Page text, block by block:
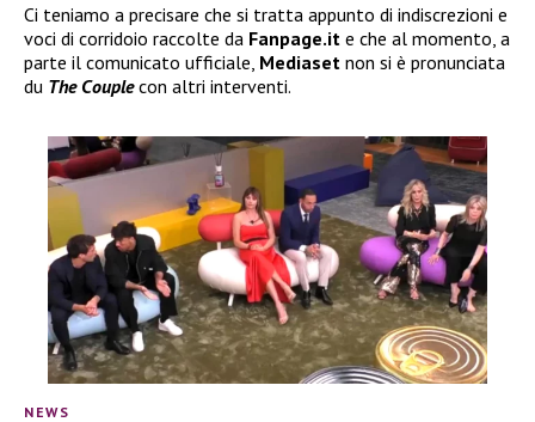
Ci teniamo a precisare che si tratta appunto di indiscrezioni e
voci di corridoio raccolte da Fanpage.it e che al momento, a
parte il comunicato ufficiale, Mediaset non si è pronunciata
du The Couplecon altri interventi.
NEWS